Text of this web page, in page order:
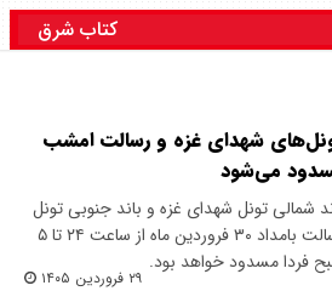
کتاب شرق
شهدای غزه و رسالت امشب
می‌شود
شمالی تونل شهدای غزه و باند جنوبی تونل
رسالت بامداد ۳۰ فروردین ماه از ساعت ۲۴ تا ۵
فردا مسدود خواهد بود.
۲۹ فروردین ۱۴۰۵